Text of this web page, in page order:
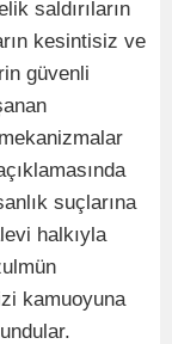
saldırıların
kesintisiz ve
güvenli
suçlarına
halkıyla
kamuoyuna